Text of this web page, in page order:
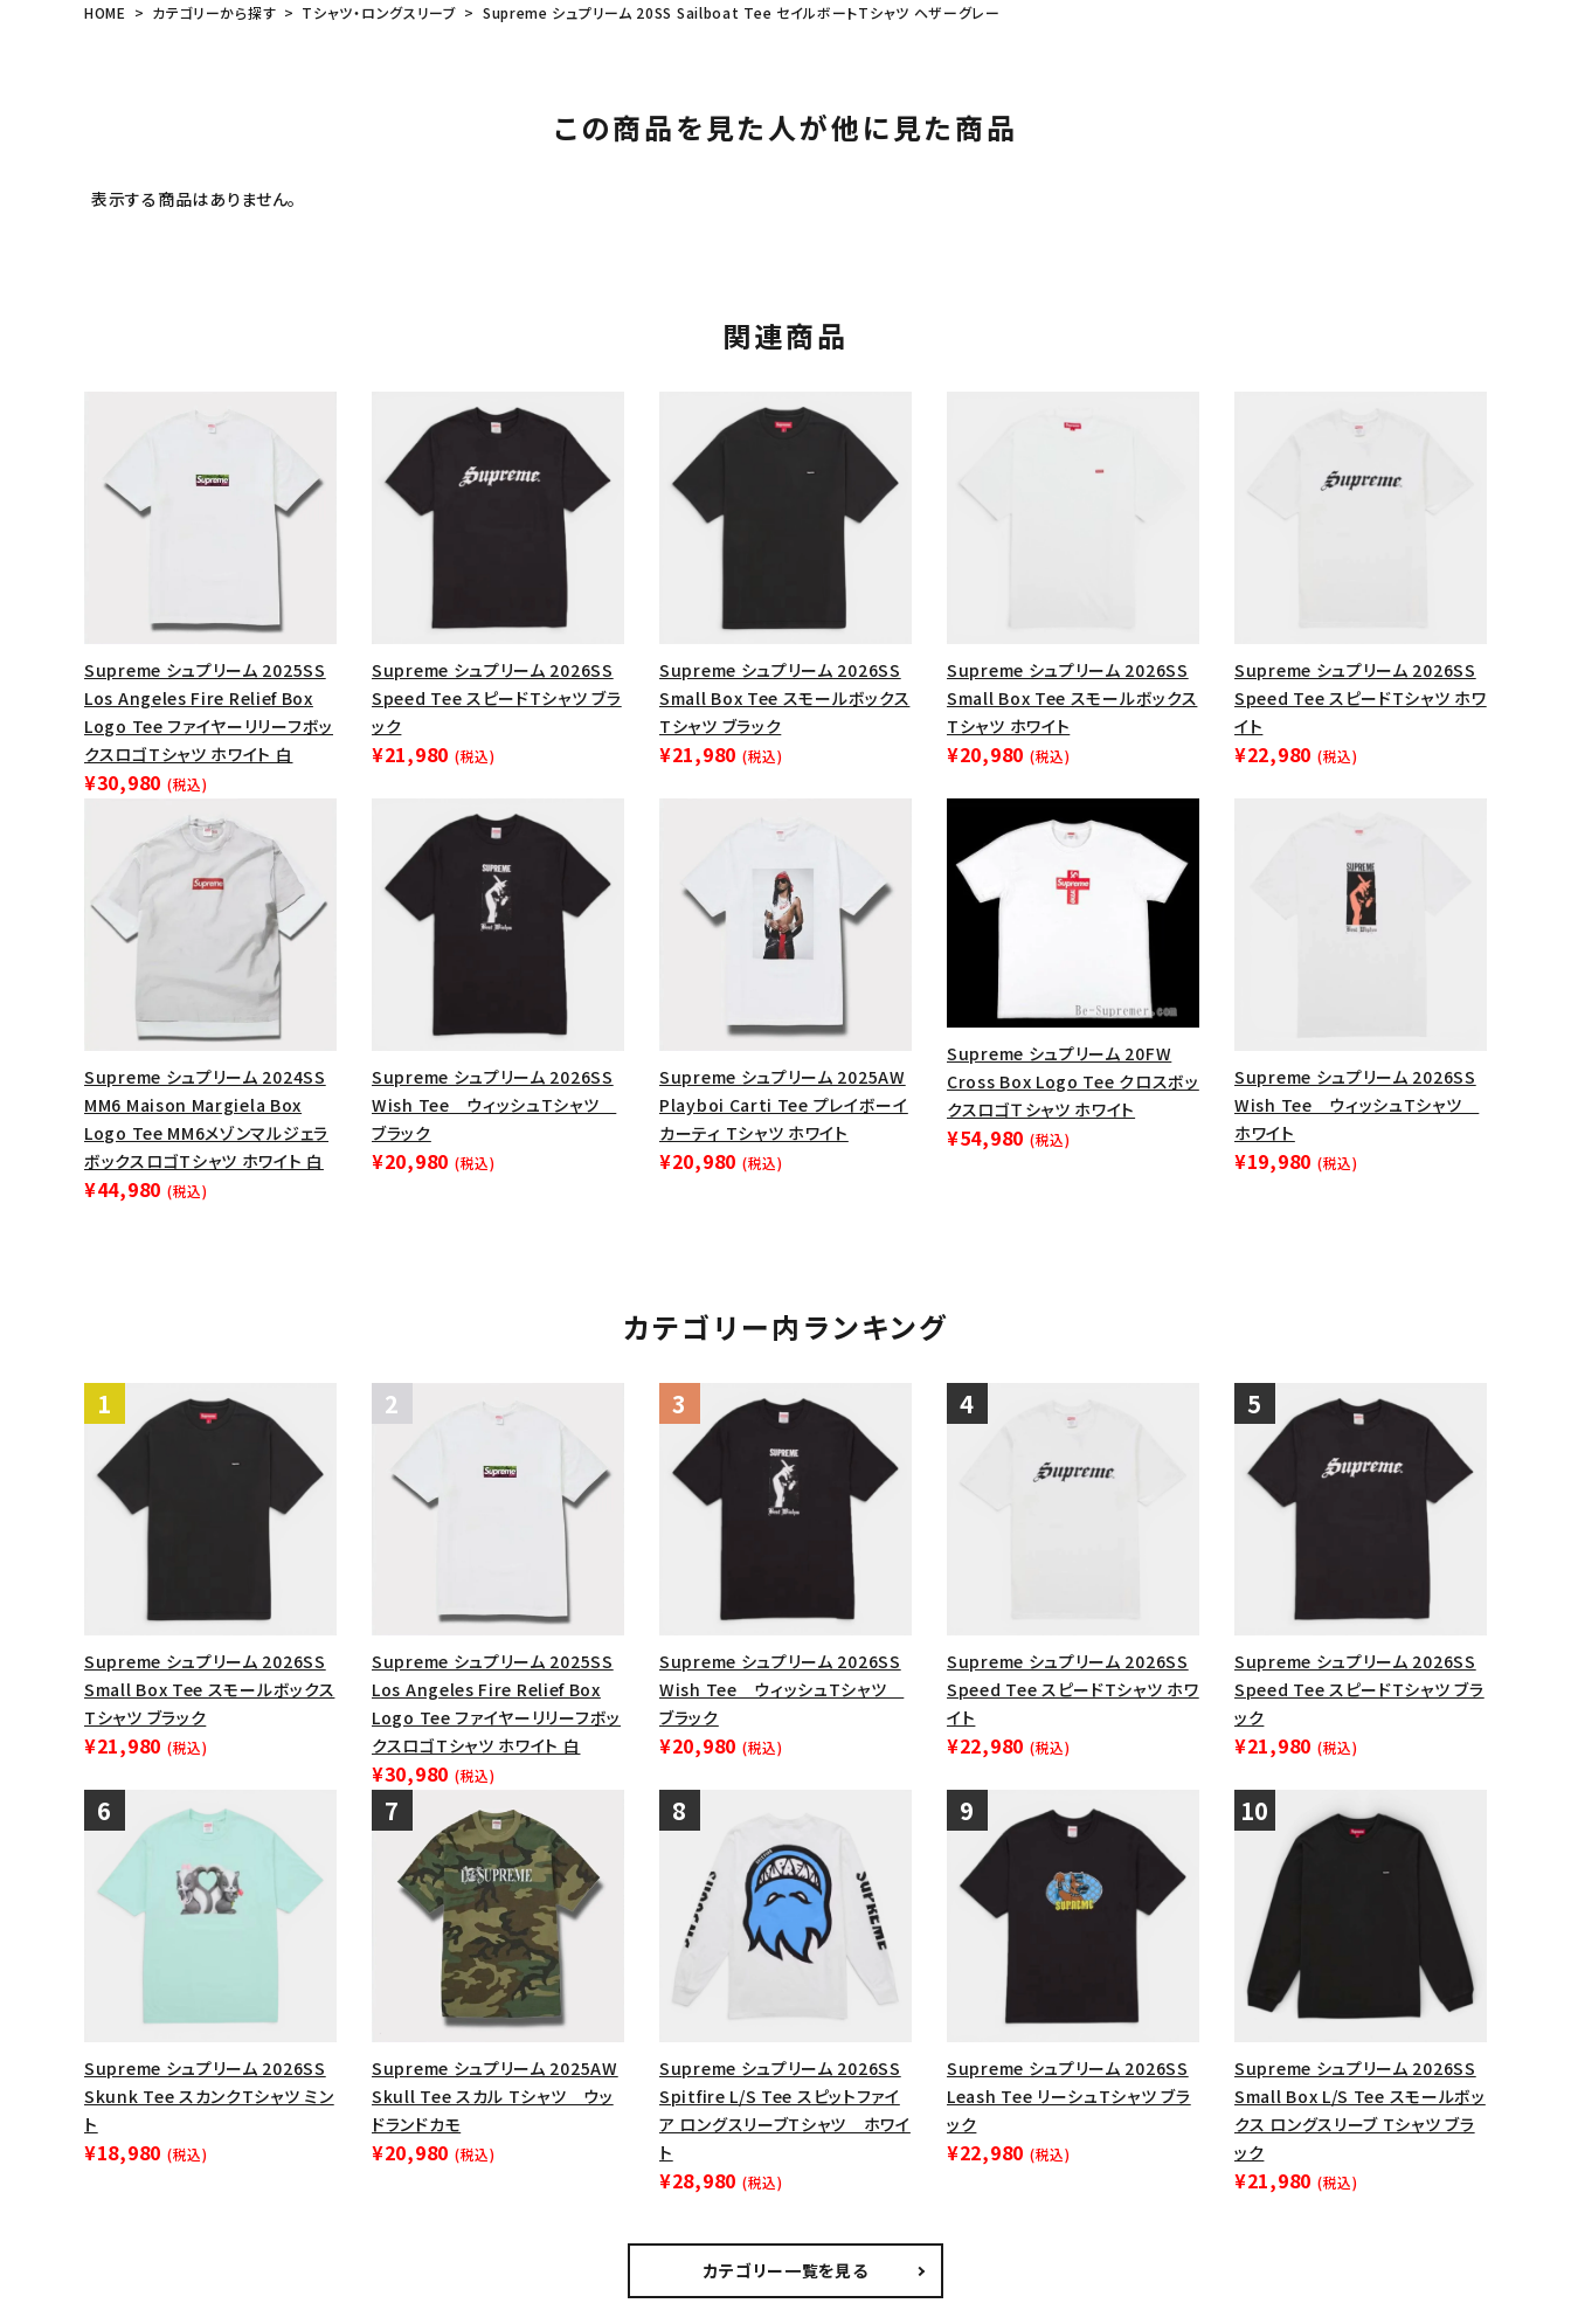
キーワードから探す
カテゴリーから探す
シーズンから探す 価格から探す
円 ～
人気ワード
2025AW
2025SS
ショルダー・ウエストバッグ
ブラックスウェット
在庫のない商品を表示する
絞り込んで検索する
HOME カテゴリーから探す Tシャツ・ロングスリーブ Supreme シュプリーム 20SS Sailboat Tee セイルボートTシャツ ヘザーグレー
この商品を見た人が他に見た商品
表示する商品はありません。
関連商品
Supreme シュプリーム 2025SS
Los Angeles Fire Relief Box
Logo Tee ファイヤーリリーフボッ
クスロゴTシャツ ホワイト 白
¥30,980 (税込)
Supreme シュプリーム 2026SS
Speed Tee スピードTシャツ ブラ
ック
¥21,980 (税込)
Supreme シュプリーム 2026SS
Small Box Tee スモールボックス
Tシャツ ブラック
¥21,980 (税込)
Supreme シュプリーム 2026SS
Small Box Tee スモールボックス
Tシャツ ホワイト
¥20,980 (税込)
Supreme シュプリーム 2026SS
Speed Tee スピードTシャツ ホワ
イト
¥22,980 (税込)
Supreme シュプリーム 2024SS
MM6 Maison Margiela Box
Logo Tee MM6メゾンマルジェラ
ボックスロゴTシャツ ホワイト 白
¥44,980 (税込)
Supreme シュプリーム 2026SS
Wish Tee ウィッシュTシャツ
ブラック
¥20,980 (税込)
Supreme シュプリーム 2025AW
Playboi Carti Tee プレイボーイ
カーティ Tシャツ ホワイト
¥20,980 (税込)
Supreme シュプリーム 20FW
Cross Box Logo Tee クロスボッ
クスロゴＴシャツ ホワイト
¥54,980 (税込)
Supreme シュプリーム 2026SS
Wish Tee ウィッシュTシャツ
ホワイト
¥19,980 (税込)
カテゴリー内ランキング
Supreme シュプリーム 2026SS
Small Box Tee スモールボックス
Tシャツ ブラック
¥21,980 (税込)
Supreme シュプリーム 2025SS
Los Angeles Fire Relief Box
Logo Tee ファイヤーリリーフボッ
クスロゴTシャツ ホワイト 白
¥30,980 (税込)
Supreme シュプリーム 2026SS
Wish Tee ウィッシュTシャツ
ブラック
¥20,980 (税込)
Supreme シュプリーム 2026SS
Speed Tee スピードTシャツ ホワ
イト
¥22,980 (税込)
Supreme シュプリーム 2026SS
Speed Tee スピードTシャツ ブラ
ック
¥21,980 (税込)
Supreme シュプリーム 2026SS
Skunk Tee スカンクTシャツ ミン
ト
¥18,980 (税込)
Supreme シュプリーム 2025AW
Skull Tee スカル Tシャツ ウッ
ドランドカモ
¥20,980 (税込)
Supreme シュプリーム 2026SS
Spitfire L/S Tee スピットファイ
ア ロングスリーブTシャツ ホワイ
ト
¥28,980 (税込)
Supreme シュプリーム 2026SS
Leash Tee リーシュTシャツ ブラ
ック
¥22,980 (税込)
Supreme シュプリーム 2026SS
Small Box L/S Tee スモールボッ
クス ロングスリーブ Tシャツ ブラ
ック
¥21,980 (税込)
カテゴリー一覧を見る